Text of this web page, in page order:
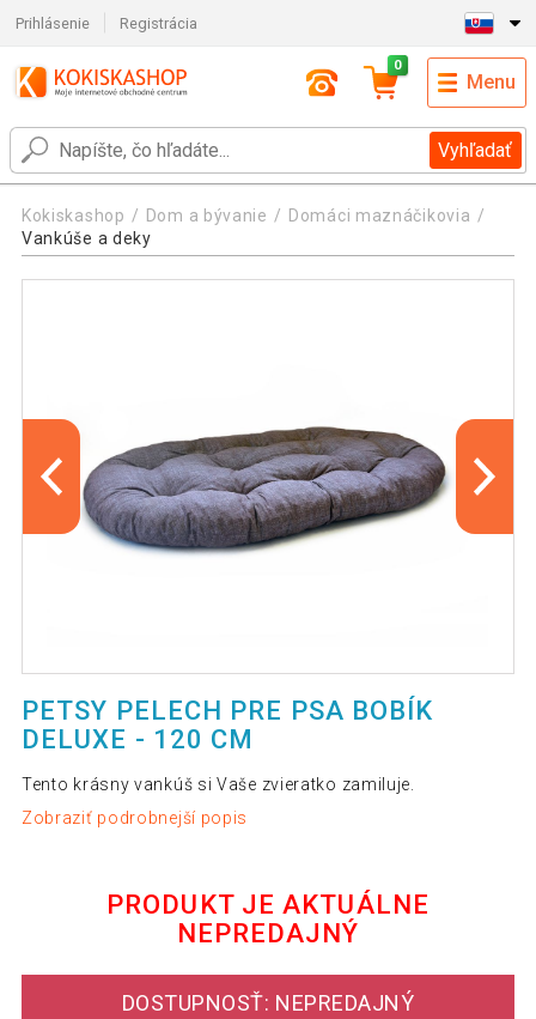
Prihlásenie Registrácia
Vyhľadať
0
Menu
Kokiskashop Dom a bývanie
Domáci maznáčikovia
Vankúše a deky
PETSY PELECH PRE PSA BOBÍK
DELUXE - 120 CM
Tento krásny vankúš si Vaše zvieratko zamiluje.
Zobraziť podrobnejší popis
PRODUKT JE AKTUÁLNE
NEPREDAJNÝ
DOSTUPNOSŤ: NEPREDAJNÝ